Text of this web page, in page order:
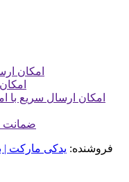
امکان
امکان ارسال سریع با
ضمانت
فروشنده: یدکی مارکت |